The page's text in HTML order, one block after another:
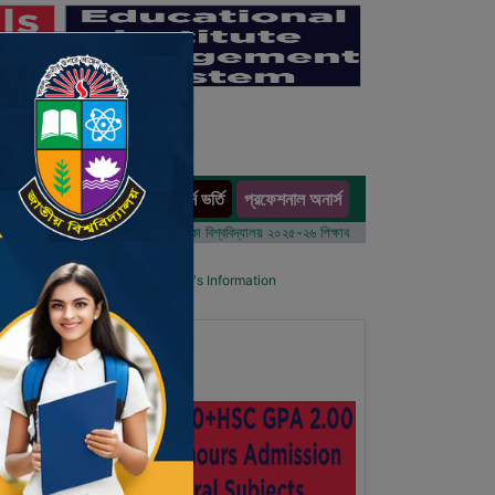
অনার্স ভর্তি প্রফেশনাল অনার্স
ভর্তি আবেদন বিজ্ঞপ্তি ঢাকা বিশ্ববিদ্যালয় ২০২৫-২৬ শিক্ষাবর্ষে আন্ডারগ্র্যাজুয়েট প্রোগ্রামে ভর্তি
Details Primary School's Information